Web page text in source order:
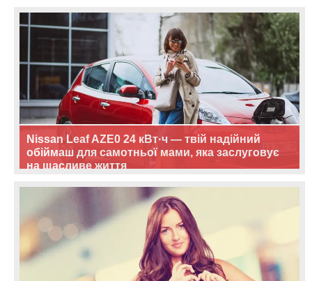
Nissan Leaf AZE0 24 кВт·ч — твій надійний
обіймаш для самотньої мами, яка заслуговує
на щасливе життя